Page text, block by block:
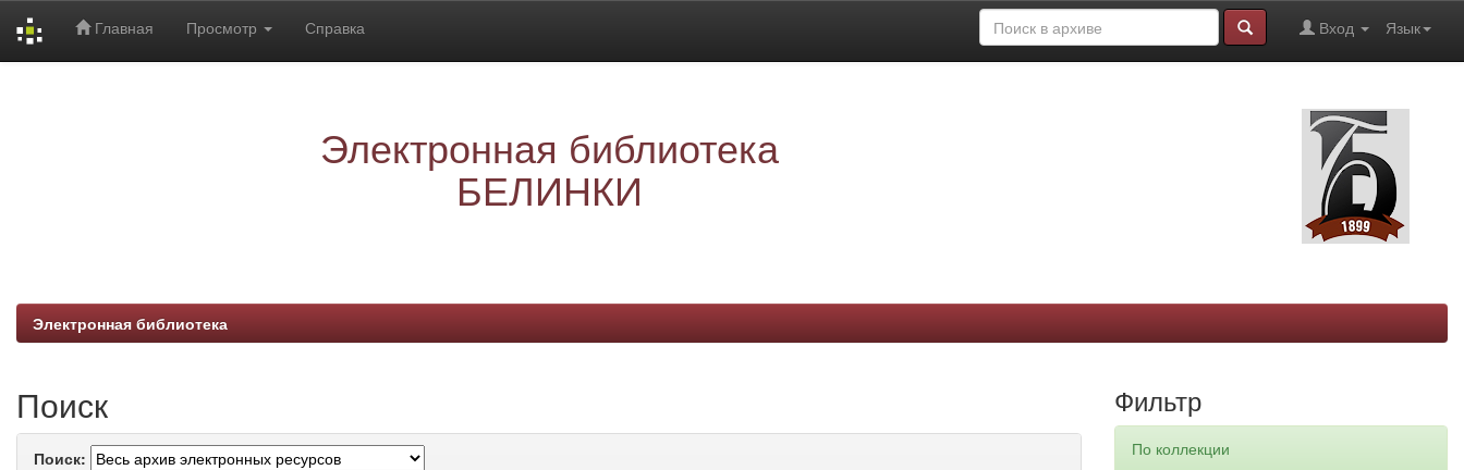
Главная Просмотр Справка Язык
Вход
Электронная библиотека
БЕЛИНКИ
Электронная библиотека
Поиск
Поиск:
Фильтр
По коллекции